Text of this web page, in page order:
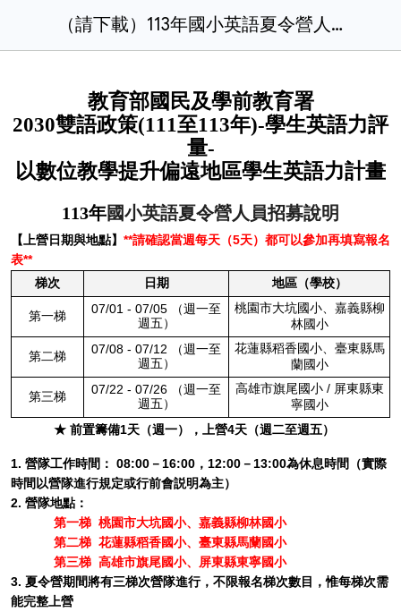
（請下載）113年國小英語夏令營人員報名表
教育部國民及學前教育署
2030雙語政策(111至113年)-學生英語力評
量-
以數位教學提升偏遠地區學生英語力計畫
113年國小英語夏令營人員招募說明
【上營日期與地點】 **請確認當週每天（5天）都可以參加再填寫報名
表**
梯次
日期 地區（學校）
第一梯
07/01 - 07/05 （週一至
週五）
桃園市大坑國小、嘉義縣柳
林國小
第二梯
07/08 - 07/12 （週一至
週五）
花蓮縣稻香國小、臺東縣馬
蘭國小
第三梯
07/22 - 07/26 （週一至
週五）
高雄市旗尾國小 / 屏東縣東
寧國小
★ 前置籌備1天（週一），上營4天（週二至週五）
1. 營隊工作時間： 08:00－16:00，12:00－13:00為休息時間（實際
時間以營隊進行規定或行前會説明為主）
2. 營隊地點：
第一梯 桃園市大坑國小、嘉義縣柳林國小
第二梯 花蓮縣稻香國小、臺東縣馬蘭國小
第三梯 高雄市旗尾國小、屏東縣東寧國小
3. 夏令營期間將有三梯次營隊進行，不限報名梯次數目，惟每梯次需
能完整上營